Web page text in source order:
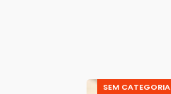
SEM CATEGORIA